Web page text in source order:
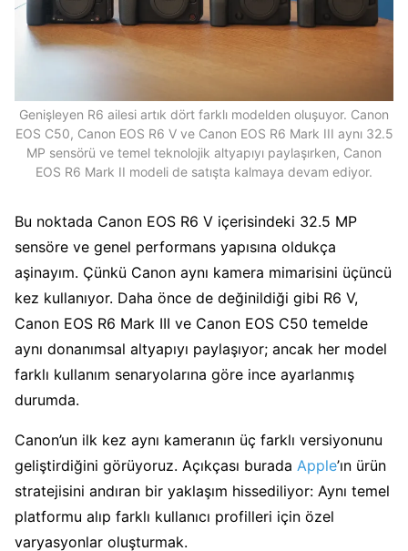
Genişleyen R6 ailesi artık dört farklı modelden oluşuyor. Canon
EOS C50, Canon EOS R6 V ve Canon EOS R6 Mark III aynı 32.5
MP sensörü ve temel teknolojik altyapıyı paylaşırken, Canon
EOS R6 Mark II modeli de satışta kalmaya devam ediyor.
Bu noktada Canon EOS R6 V içerisindeki 32.5 MP
sensöre ve genel performans yapısına oldukça
aşinayım. Çünkü Canon aynı kamera mimarisini üçüncü
kez kullanıyor. Daha önce de değinildiği gibi R6 V,
Canon EOS R6 Mark III ve Canon EOS C50 temelde
aynı donanımsal altyapıyı paylaşıyor; ancak her model
farklı kullanım senaryolarına göre ince ayarlanmış
durumda.
Canon’un ilk kez aynı kameranın üç farklı versiyonunu
geliştirdiğini görüyoruz. Açıkçası burada Apple’ın ürün
stratejisini andıran bir yaklaşım hissediliyor: Aynı temel
platformu alıp farklı kullanıcı profilleri için özel
varyasyonlar oluşturmak.